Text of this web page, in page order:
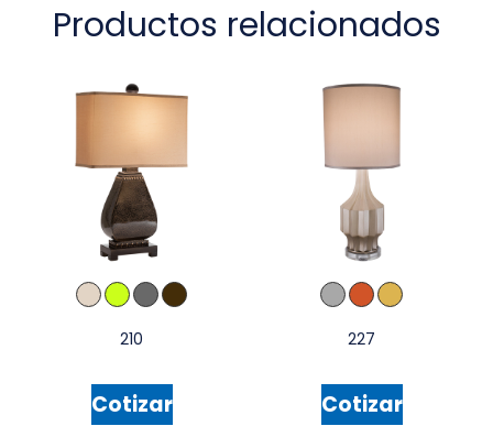
Productos relacionados
210
Cotizar
227
Cotizar